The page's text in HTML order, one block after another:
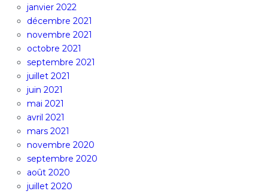
janvier 2022
décembre 2021
novembre 2021
octobre 2021
septembre 2021
juillet 2021
juin 2021
mai 2021
avril 2021
mars 2021
novembre 2020
septembre 2020
août 2020
juillet 2020